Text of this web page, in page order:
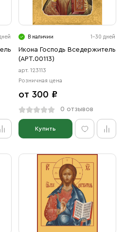
В наличии 1-30 дней
Икона Господь Вседержитель
(АРТ.00113)
арт. 123113
Розничная цена
от 300 ₽
0 отзывов
Купить